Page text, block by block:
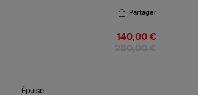
Partager
140,00 €
Épuisé